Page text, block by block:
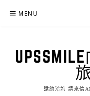
MENU
邀約洽詢 請來信